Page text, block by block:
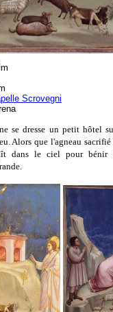
Scrovegni
se dresse un petit hôtel
Alors que l'agneau
dans le ciel pour